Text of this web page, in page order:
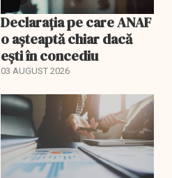
Declarația pe care ANAF
o așteaptă chiar dacă
ești în concediu
03 AUGUST 2026